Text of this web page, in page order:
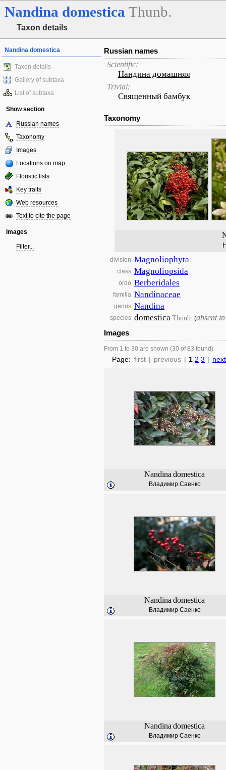
Nandina domestica Thunb.
Taxon details
Nandina domestica
Taxon details
Gallery of subtaxa
List of subtaxa
Show section
Russian names
Taxonomy
Images
Locations on map
Floristic lists
Key traits
Web resources
Text to cite the page
Images
Filter...
Russian names
Scientific:
Нандина домашняя
Trivial:
Священный бамбук
Taxonomy
division Magnoliophyta
class Magnoliopsida
ordo Berberidales
familia Nandinaceae
genus Nandina
species domesticaThunb. (absent
Images
From 1 to 30 are shown (30 of 83 found)
Page: first | previous | 1 2 3 | next
Nandina domestica
Владимир Саенко
Nandina domestica
Владимир Саенко
Nandina domestica
Владимир Саенко